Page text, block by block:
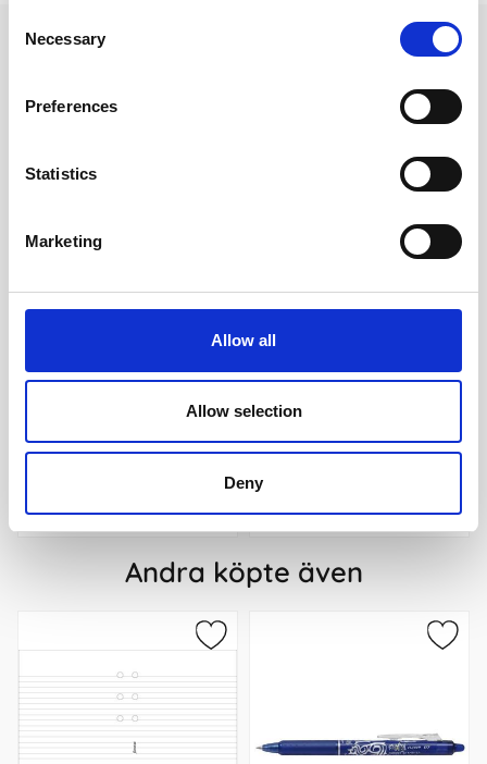
Selection
Necessary
Preferences
Statistics
Marketing
Allow all
Allow selection
Deny
Andra tittade även på
Stabilo Point 88 25-pack
Stabilo 68/46 Fiberpenna
Andra köpte även